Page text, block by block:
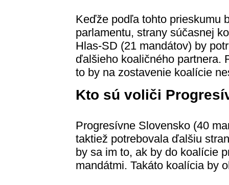
Keďže podľa tohto prieskumu
parlamentu, strany súčasnej
Hlas-SD (21 mandátov) by
ďalšieho koaličného partnera.
to by na zostavenie koalície
Kto sú voliči
Progresívne Slovensko (40
taktiež potrebovala ďalšiu
by sa im to, ak by do koalície
mandátmi. Takáto koalícia by